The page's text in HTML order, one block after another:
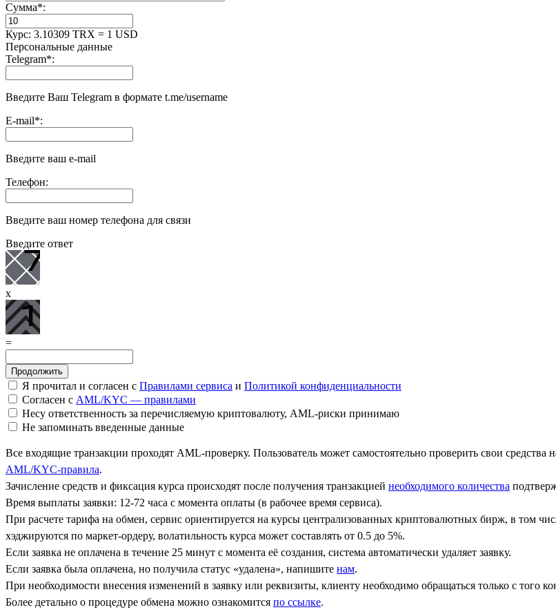
Сумма*:
Курс: 3.10309 TRX = 1 USD
Персональные данные
Telegram*:
Введите Ваш Telegram в формате t.me/username
E-mail*:
Введите ваш e-mail
Телефон:
Введите ваш номер телефона для связи
Введите ответ
x
=
Я прочитал и согласен с Правилами сервиса и Политикой конфиденциальности
Согласен с AML/KYC — правилами
Несу ответственность за перечисляемую криптовалюту, AML-риски принимаю
Не запоминать введенные данные
Все входящие транзакции проходят AML-проверку. Пользователь может самостоятельно проверить свои средства
AML/KYC-правила.
Зачисление средств и фиксация курса происходят после получения транзакцией необходимого количества
Время выплаты заявки: 12-72 часа с момента оплаты (в рабочее время сервиса).
При расчете тарифа на обмен, сервис ориентируется на курсы централизованных криптовалютных бирж, в том
хэджируются по маркет-ордеру, волатильность курса может составлять от 0.5 до 5%.
Если заявка не оплачена в течение 25 минут с момента её создания, система автоматически удаляет заявку.
Если заявка была оплачена, но получила статус «удалена», напишите нам.
При необходимости внесения изменений в заявку или реквизиты, клиенту необходимо обращаться только с того
Более детально о процедуре обмена можно ознакомится по ссылке.